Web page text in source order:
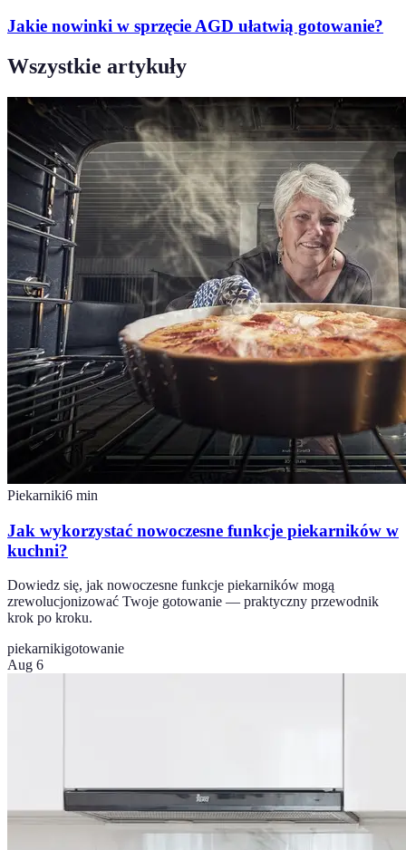
Jakie nowinki w sprzęcie AGD ułatwią gotowanie?
Wszystkie artykuły
Piekarniki6 min
Jak wykorzystać nowoczesne funkcje piekarników w
kuchni?
Dowiedz się, jak nowoczesne funkcje piekarników mogą
zrewolucjonizować Twoje gotowanie — praktyczny przewodnik
krok po kroku.
piekarnikigotowanie
Aug 6